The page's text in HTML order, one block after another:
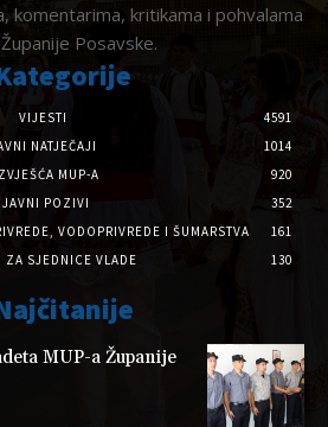
komentarima, kritikama i pohvalama
Posavske.
VIJESTI
4591
NATJEČAJI
1014
MUP-A
920
JAVNI POZIVI
352
VODOPRIVREDE I ŠUMARSTVA
161
ZA SJEDNICE VLADE
130
MUP-a Županije